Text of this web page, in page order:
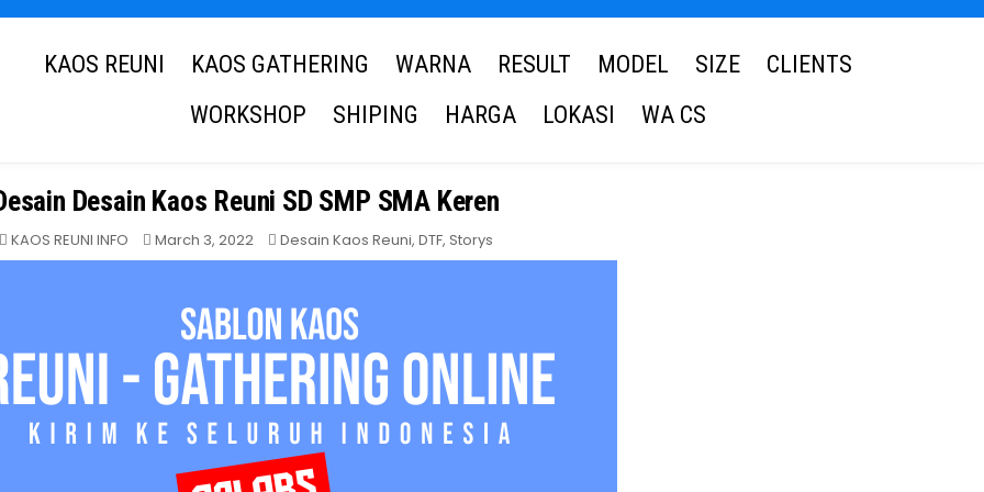
KAOS REUNI KAOS GATHERING WARNA RESULT MODEL SIZE
CLIENTS
WORKSHOP
SHIPING HARGA LOKASI WA CS
Desain Kaos Reuni SD SMP SMA Keren
KAOS REUNI INFO March 3, 2022 Posted
Desain Kaos Reuni, DTF, Storys